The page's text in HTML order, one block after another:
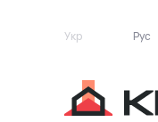
Укр Рус